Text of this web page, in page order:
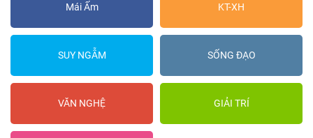
Mái Ấm KT-XH
SUY NGẪM SỐNG ĐẠO
VĂN NGHỆ GIẢI TRÍ